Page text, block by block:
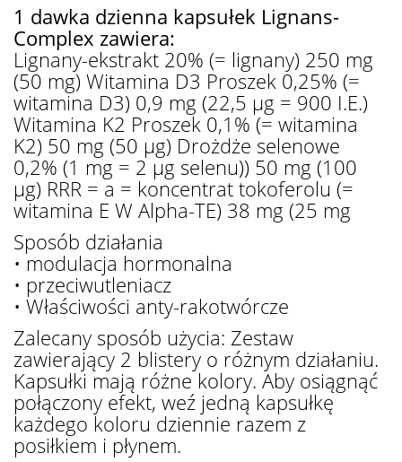
1 dawka dzienna kapsułek Lignans-
Complex zawiera:
Lignany-ekstrakt 20% (= lignany) 250 mg
(50 mg) Witamina D3 Proszek 0,25% (=
witamina D3) 0,9 mg (22,5 μg = 900 I.E.)
Witamina K2 Proszek 0,1% (= witamina
K2) 50 mg (50 μg) Drożdże selenowe
0,2% (1 mg = 2 μg selenu)) 50 mg (100
μg) RRR = a = koncentrat tokoferolu (=
witamina E W Alpha-TE) 38 mg (25 mg
Sposób działania
• modulacja hormonalna
• przeciwutleniacz
• Właściwości anty-rakotwórcze
Zalecany sposób użycia: Zestaw
zawierający 2 blistery o różnym działaniu.
Kapsułki mają różne kolory. Aby osiągnąć
połączony efekt, weź jedną kapsułkę
każdego koloru dziennie razem z
posiłkiem i płynem.